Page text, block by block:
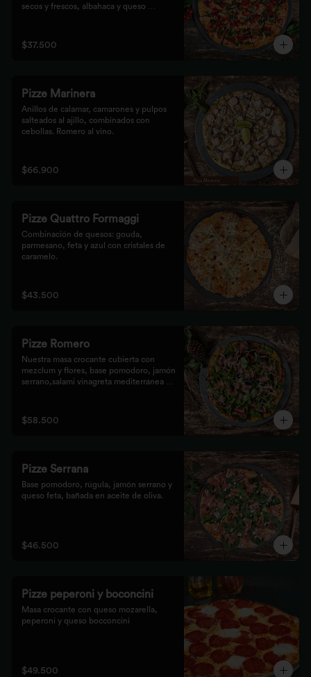
secos y frescos, albahaca y queso
$37.500
Pizze Marinera
Anillos de calamar, camarones y pulpos
salteados al ajillo, combinados con
cebollas. Romero al vino.
$66.900
Pizze Quattro Formaggi
Combinación de quesos: gouda,
parmesano, feta y azul con cristales de
caramelo.
$43.500
Pizze Romero
Nuestra masa crocante cubierta con
mezclum y flores, base pomodoro, jamón
serrano,salami vinagreta mediterránea y
$58.500
Pizze Serrana
Base pomodoro, rúgula, jamón serrano y
queso feta, bañada en aceite de oliva.
$46.500
Pizze peperoni y boconcini
Masa crocante con queso mozarella,
peperoni y queso bocconcini
$49.500